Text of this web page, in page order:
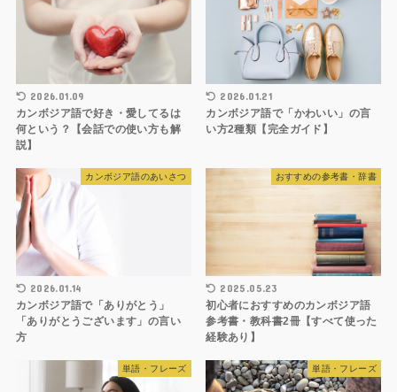
2026.01.09
カンボジア語で好き・愛してるは
何という？【会話での使い方も解
説】
2026.01.21
カンボジア語で「かわいい」の言
い方2種類【完全ガイド】
カンボジア語のあいさつ
2026.01.14
カンボジア語で「ありがとう」
「ありがとうございます」の言い
方
おすすめの参考書・辞書
2025.05.23
初心者におすすめのカンボジア語
参考書・教科書2冊【すべて使った
経験あり】
単語・フレーズ 単語・フレーズ